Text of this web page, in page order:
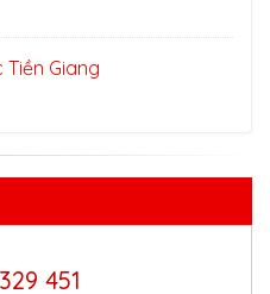
Giang
451